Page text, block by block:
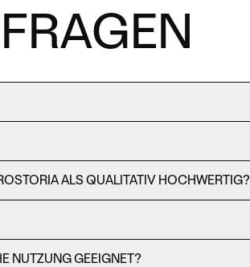
ALS QUALITATIV HOCHWERTIG?
NUTZUNG GEEIGNET?